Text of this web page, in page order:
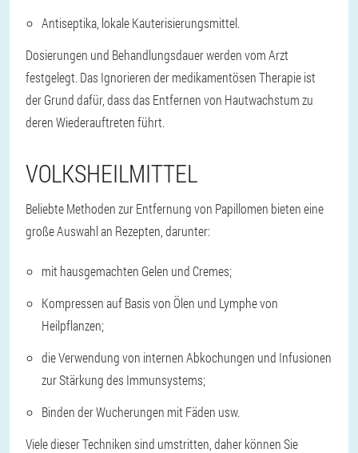
Antiseptika, lokale Kauterisierungsmittel.
Dosierungen und Behandlungsdauer werden vom Arzt
festgelegt. Das Ignorieren der medikamentösen Therapie ist
der Grund dafür, dass das Entfernen von Hautwachstum zu
deren Wiederauftreten führt.
VOLKSHEILMITTEL
Beliebte Methoden zur Entfernung von Papillomen bieten eine
große Auswahl an Rezepten, darunter:
mit hausgemachten Gelen und Cremes;
Kompressen auf Basis von Ölen und Lymphe von
Heilpflanzen;
die Verwendung von internen Abkochungen und Infusionen
zur Stärkung des Immunsystems;
Binden der Wucherungen mit Fäden usw.
Viele dieser Techniken sind umstritten, daher können Sie